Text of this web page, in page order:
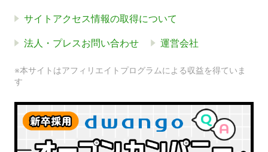
サイトアクセス情報の取得について
法人・プレスお問い合わせ 運営会社
※本サイトはアフィリエイトプログラムによる収益を得ていま
す